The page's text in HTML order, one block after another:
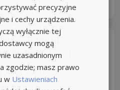
produkcji
NOWE
pracy: Stała
z o.o
precyzyjne
i cechy urządzenia.
wyłącznie tej
mogą
uzasadnionym
zgodzie; masz prawo
w Ustawieniach